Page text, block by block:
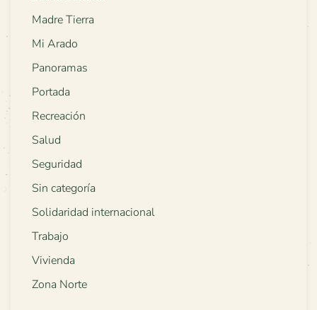
Madre Tierra
Mi Arado
Panoramas
Portada
Recreación
Salud
Seguridad
Sin categoría
Solidaridad internacional
Trabajo
Vivienda
Zona Norte